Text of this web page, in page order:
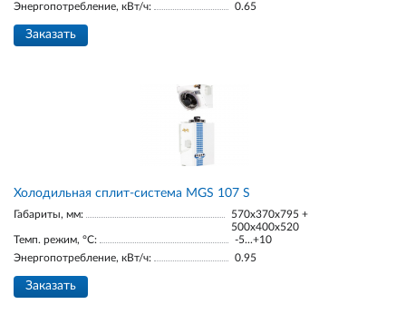
Энергопотребление, кВт/ч:
0.65
Заказать
Холодильная сплит-система MGS 107 S
Габариты, мм:
570x370x795 +
500x400x520
Темп. режим, °С:
-5...+10
Энергопотребление, кВт/ч:
0.95
Заказать